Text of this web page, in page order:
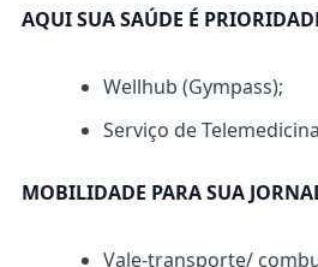
AQUI SUA SAÚDE É
Wellhub (Gympass);
Serviço de
MOBILIDADE PARA SUA
Vale-transporte/